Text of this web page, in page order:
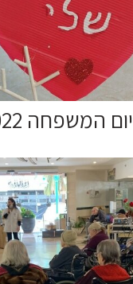
יום המשפחה 2022